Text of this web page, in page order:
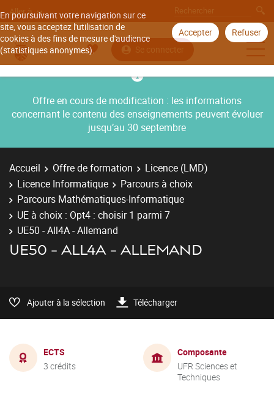
En poursuivant votre navigation sur ce
site, vous acceptez l'utilisation de
cookies à des fins de mesure d'audience
(statistiques anonymes).
Accepter Refuser
Aller à
Se connecter
Offre en cours de modification : les informations
concernant le contenu des enseignements peuvent évoluer
jusqu’au 30 septembre
Accueil Offre de formation
Licence (LMD)
Licence Informatique
Parcours à choix
Parcours Mathématiques-Informatique
UE à choix : Opt4 : choisir 1 parmi 7
UE50 - All4A - Allemand
UE50 - ALL4A - ALLEMAND
Ajouter à la sélection Télécharger
ECTS
3 crédits
Composante
UFR Sciences et
Techniques